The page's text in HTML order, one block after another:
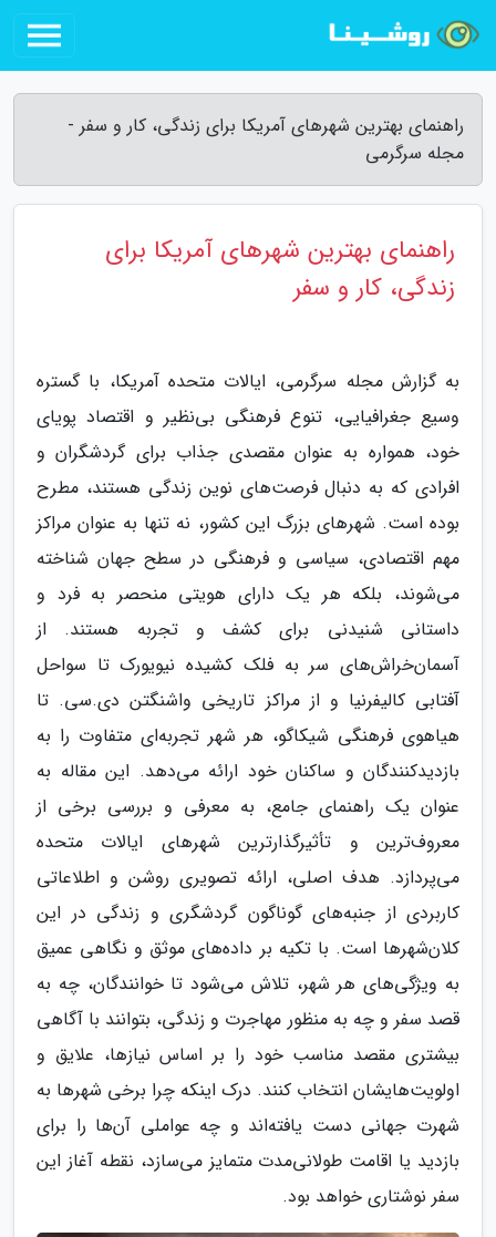
راهنمای بهترین شهرهای آمریکا برای زندگی، کار و سفر -
مجله سرگرمی
راهنمای بهترین شهرهای آمریکا برای
زندگی، کار و سفر
به گزارش مجله سرگرمی، ایالات متحده آمریکا، با گستره
وسیع جغرافیایی، تنوع فرهنگی بی‌نظیر و اقتصاد پویای
خود، همواره به عنوان مقصدی جذاب برای گردشگران و
افرادی که به دنبال فرصت‌های نوین زندگی هستند، مطرح
بوده است. شهرهای بزرگ این کشور، نه تنها به عنوان مراکز
مهم اقتصادی، سیاسی و فرهنگی در سطح جهان شناخته
می‌شوند، بلکه هر یک دارای هویتی منحصر به فرد و
داستانی شنیدنی برای کشف و تجربه هستند. از
آسمان‌خراش‌های سر به فلک کشیده نیویورک تا سواحل
آفتابی کالیفرنیا و از مراکز تاریخی واشنگتن دی.سی. تا
هیاهوی فرهنگی شیکاگو، هر شهر تجربه‌ای متفاوت را به
بازدیدکنندگان و ساکنان خود ارائه می‌دهد. این مقاله به
عنوان یک راهنمای جامع، به معرفی و بررسی برخی از
معروف‌ترین و تأثیرگذارترین شهرهای ایالات متحده
می‌پردازد. هدف اصلی، ارائه تصویری روشن و اطلاعاتی
کاربردی از جنبه‌های گوناگون گردشگری و زندگی در این
کلان‌شهرها است. با تکیه بر داده‌های موثق و نگاهی عمیق
به ویژگی‌های هر شهر، تلاش می‌شود تا خوانندگان، چه به
قصد سفر و چه به منظور مهاجرت و زندگی، بتوانند با آگاهی
بیشتری مقصد مناسب خود را بر اساس نیازها، علایق و
اولویت‌هایشان انتخاب کنند. درک اینکه چرا برخی شهرها به
شهرت جهانی دست یافته‌اند و چه عواملی آن‌ها را برای
بازدید یا اقامت طولانی‌مدت متمایز می‌سازد، نقطه آغاز این
سفر نوشتاری خواهد بود.